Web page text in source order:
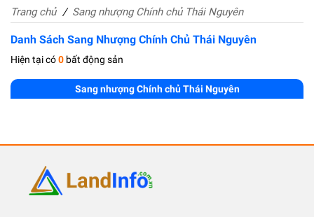
Trang chủ Sang nhượng Chính chủ Thái Nguyên
Danh Sách Sang Nhượng Chính Chủ Thái Nguyên
Hiện tại có0 bất động sản
Sang nhượng Chính chủ Thái Nguyên